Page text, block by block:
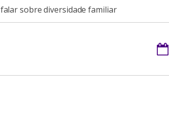
sobre diversidade familiar